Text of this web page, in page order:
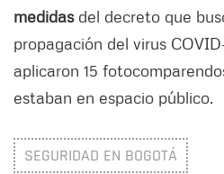
medidasdel decreto que
propagación del virus
aplicaron 15
estaban en espacio público.
SEGURIDAD EN BOGOTÁ